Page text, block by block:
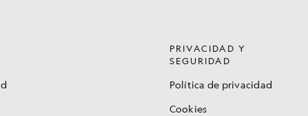
PRIVACIDAD Y
SEGURIDAD
Política de privacidad
Cookies